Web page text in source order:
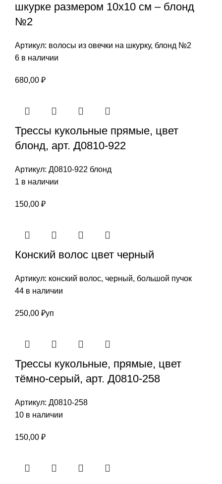
шкурке размером 10х10 см – блонд
№2
Артикул: волосы из овечки на шкурку, блонд №2
6 в наличии
680,00 ₽
Трессы кукольные прямые, цвет
блонд, арт. Д0810-922
Артикул: Д0810-922 блонд
1 в наличии
150,00 ₽
Конский волос цвет черный
Артикул: конский волос, черный, большой пучок
44 в наличии
250,00 ₽уп
Трессы кукольные, прямые, цвет
тёмно-серый, арт. Д0810-258
Артикул: Д0810-258
10 в наличии
150,00 ₽